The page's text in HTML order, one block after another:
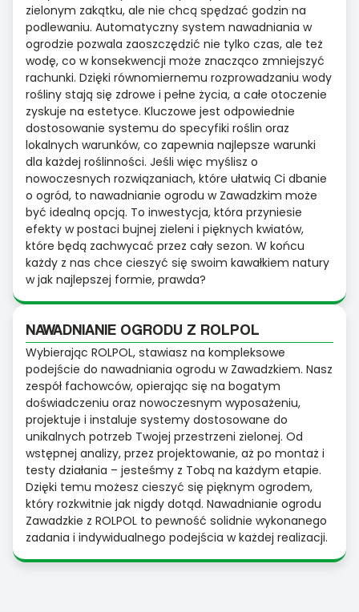
zielonym zakątku, ale nie chcą spędzać godzin na
podlewaniu. Automatyczny system nawadniania w
ogrodzie pozwala zaoszczędzić nie tylko czas, ale też
wodę, co w konsekwencji może znacząco zmniejszyć
rachunki. Dzięki równomiernemu rozprowadzaniu wody
rośliny stają się zdrowe i pełne życia, a całe otoczenie
zyskuje na estetyce. Kluczowe jest odpowiednie
dostosowanie systemu do specyfiki roślin oraz
lokalnych warunków, co zapewnia najlepsze warunki
dla każdej roślinności. Jeśli więc myślisz o
nowoczesnych rozwiązaniach, które ułatwią Ci dbanie
o ogród, to nawadnianie ogrodu w Zawadzkim może
być idealną opcją. To inwestycja, która przyniesie
efekty w postaci bujnej zieleni i pięknych kwiatów,
które będą zachwycać przez cały sezon. W końcu
każdy z nas chce cieszyć się swoim kawałkiem natury
w jak najlepszej formie, prawda?
NAWADNIANIE OGRODU Z ROLPOL
Wybierając ROLPOL, stawiasz na kompleksowe
podejście do nawadniania ogrodu w Zawadzkiem. Nasz
zespół fachowców, opierając się na bogatym
doświadczeniu oraz nowoczesnym wyposażeniu,
projektuje i instaluje systemy dostosowane do
unikalnych potrzeb Twojej przestrzeni zielonej. Od
wstępnej analizy, przez projektowanie, aż po montaż i
testy działania – jesteśmy z Tobą na każdym etapie.
Dzięki temu możesz cieszyć się pięknym ogrodem,
który rozkwitnie jak nigdy dotąd. Nawadnianie ogrodu
Zawadzkie z ROLPOL to pewność solidnie wykonanego
zadania i indywidualnego podejścia w każdej realizacji.